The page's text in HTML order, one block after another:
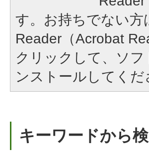
す。お持ちでない方
Reader（Acrobat
クリックして、ソ
ンストールしてくだ
キーワードから